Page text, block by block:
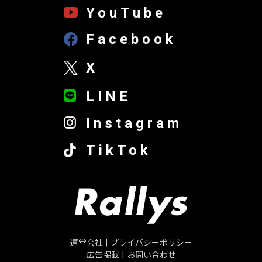
YouTube
Facebook
X
LINE
Instagram
TikTok
運営会社
プライバシーポリシー
広告掲載
お問い合わせ